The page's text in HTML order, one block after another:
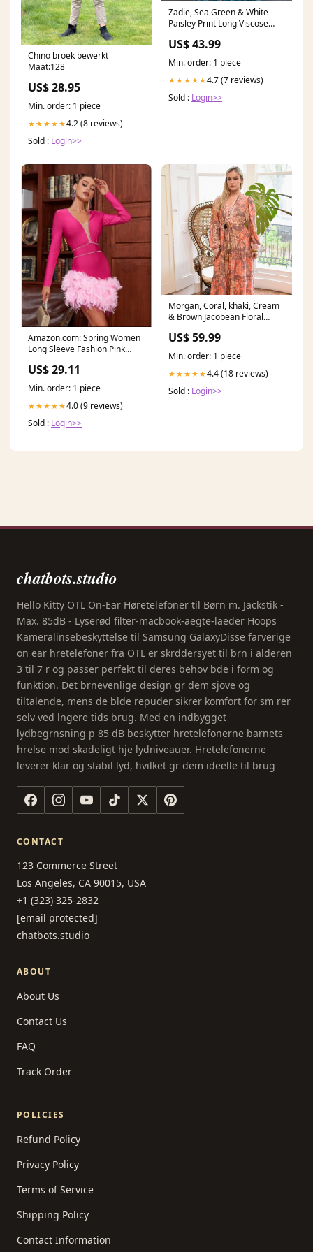
Chino broek bewerkt
Maat:128
US$ 28.95
Min. order: 1 piece
★★★★★4.2 (8 reviews)
Sold : Login>>
Zadie, Sea Green & White
Paisley Print Long Viscose
US$ 43.99
Min. order: 1 piece
★★★★★4.7 (7 reviews)
Sold : Login>>
Amazon.com: Spring Women
Long Sleeve Fashion Pink
Dress (US, Alpha, Large,
Regular, Regular) : Clothing,
Shoes & Jewelry
US$ 29.11
Min. order: 1 piece
★★★★★4.0 (9 reviews)
Sold : Login>>
Morgan, Coral, khaki, Cream
& Brown Jacobean Floral
Palm Tree Range
US$ 59.99
Min. order: 1 piece
★★★★★4.4 (18 reviews)
Sold : Login>>
chatbots.studio
Hello Kitty OTL On-Ear Høretelefoner til Børn m. Jackstik -
Max. 85dB - Lyserød filter-macbook-aegte-laeder Hoops
Kameralinsebeskyttelse til Samsung GalaxyDisse farverige
on ear hretelefoner fra OTL er skrddersyet til brn i alderen
3 til 7 r og passer perfekt til deres behov bde i form og
funktion. Det brnevenlige design gr dem sjove og
tiltalende, mens de blde repuder sikrer komfort for sm rer
selv ved lngere tids brug. Med en indbygget
lydbegrnsning p 85 dB beskytter hretelefonerne barnets
hrelse mod skadeligt hje lydniveauer. Hretelefonerne
leverer klar og stabil lyd, hvilket gr dem ideelle til brug
CONTACT
123 Commerce Street
Los Angeles, CA 90015, USA
+1 (323) 325-2832
[email protected]
chatbots.studio
ABOUT
About Us
Contact Us
FAQ
Track Order
POLICIES
Refund Policy
Privacy Policy
Terms of Service
Shipping Policy
Contact Information